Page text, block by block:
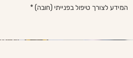
המידע לצורך טיפול בפנייתי (חובה) *